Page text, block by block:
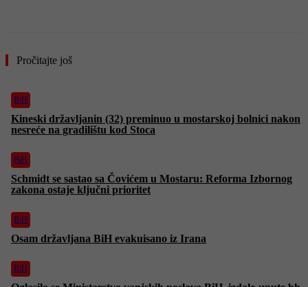
Pročitajte još
BiH
Kineski državljanin (32) preminuo u mostarskoj bolnici nakon
nesreće na gradilištu kod Stoca
BiH
Schmidt se sastao sa Čovićem u Mostaru: Reforma Izbornog
zakona ostaje ključni prioritet
BiH
Osam državljana BiH evakuisano iz Irana
BiH